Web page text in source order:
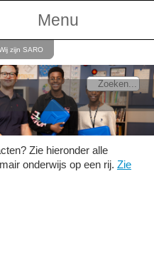
Menu
zijn SARO
Zie hieronder alle
onderwijs op een rij. Zie